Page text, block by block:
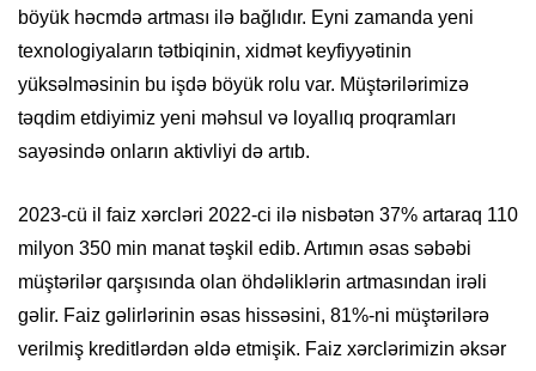
böyük həcmdə artması ilə bağlıdır. Eyni zamanda yeni
texnologiyaların tətbiqinin, xidmət keyfiyyətinin
yüksəlməsinin bu işdə böyük rolu var. Müştərilərimizə
təqdim etdiyimiz yeni məhsul və loyallıq proqramları
sayəsində onların aktivliyi də artıb.
2023-cü il faiz xərcləri 2022-ci ilə nisbətən 37% artaraq 110
milyon 350 min manat təşkil edib. Artımın əsas səbəbi
müştərilər qarşısında olan öhdəliklərin artmasından irəli
gəlir. Faiz gəlirlərinin əsas hissəsini, 81%-ni müştərilərə
verilmiş kreditlərdən əldə etmişik. Faiz xərclərimizin əksər